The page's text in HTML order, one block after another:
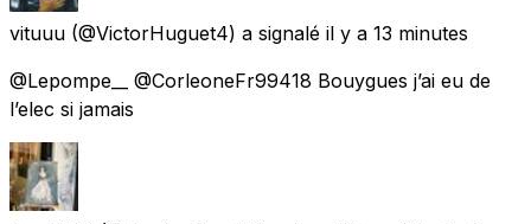
vituuu (@VictorHuguet4) a signalé il y a 13 minutes
@Lepompe__ @CorleoneFr99418 Bouygues j’ai eu de
l’elec si jamais